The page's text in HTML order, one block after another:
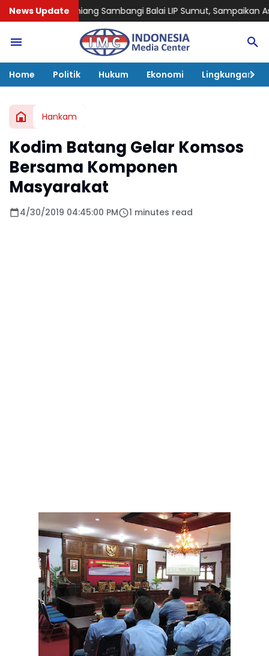
News Update
Sambangi Balai LIP Sumut, Sampaikan Aspirasi Petani Aceh
Home Politik Hukum Ekonomi Lingkungan
Hankam
Kodim Batang Gelar Komsos
Bersama Komponen
Masyarakat
4/30/2019 04:45:00 PM 1 minutes read